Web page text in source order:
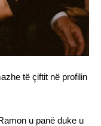
të çiftit në profilin
u panë duke u